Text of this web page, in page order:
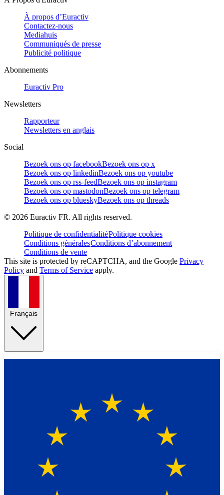
À propos d’Euractiv
Contactez-nous
Mediahuis
Communiqués de presse
Publicité politique
Abonnements
Euractiv Pro
Newsletters
Rapporteur
Newsletters en anglais
Social
Bezoek ons op facebookBezoek ons op x
Bezoek ons op linkedinBezoek ons op youtube
Bezoek ons op rss-feedBezoek ons op instagram
Bezoek ons op mastodonBezoek ons op telegram
Bezoek ons op blueskyBezoek ons op threads
© 2026 Euractiv FR. All rights reserved.
Politique de confidentialitéPolitique cookies
Conditions généralesConditions d’abonnement
Conditions de vente
This site is protected by reCAPTCHA, and the Google Privacy
Policy and Terms of Service apply.
Français